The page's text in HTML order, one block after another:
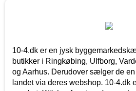
10-4.dk er en jysk
butikker i Ringkøbing, Ulfborg,
og Aarhus. Derudover sælger de
landet via deres webshop. 10-4.dk